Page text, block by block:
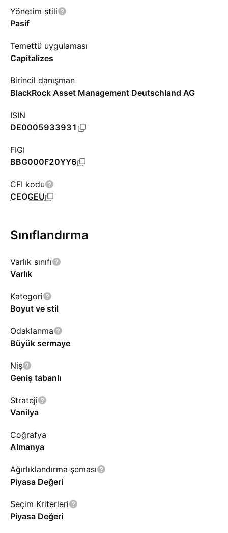
Yönetim stili
Pasif
Temettü uygulaması
Capitalizes
Birincil danışman
BlackRock Asset Management Deutschland AG
ISIN
DE0005933931
FIGI
BBG000F20YY6
CFI kodu
CEOGEU
Sınıflandırma
Varlık sınıfı
Varlık
Kategori
Boyut ve stil
Odaklanma
Büyük sermaye
Niş
Geniş tabanlı
Strateji
Vanilya
Coğrafya
Almanya
Ağırlıklandırma şeması
Piyasa Değeri
Seçim Kriterleri
Piyasa Değeri